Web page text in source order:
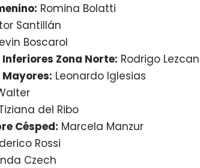
Romina Bolatti
Santillán
Boscarol
Zona Norte: Rodrigo
Leonardo Iglesias
del Ribo
Césped: Marcela Manzur
Rossi
Czech